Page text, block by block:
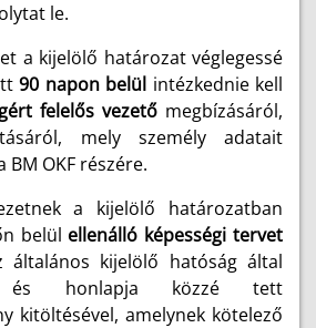
le.
a kijelölő határozat véglegessé
90 napon belül intézkednie kell
felelős vezető megbízásáról,
mely személy adatait
OKF részére.
a kijelölő határozatban
belül ellenálló képességi tervet
általános kijelölő hatóság által
és honlapja közzé tett
kitöltésével, amelynek kötelező